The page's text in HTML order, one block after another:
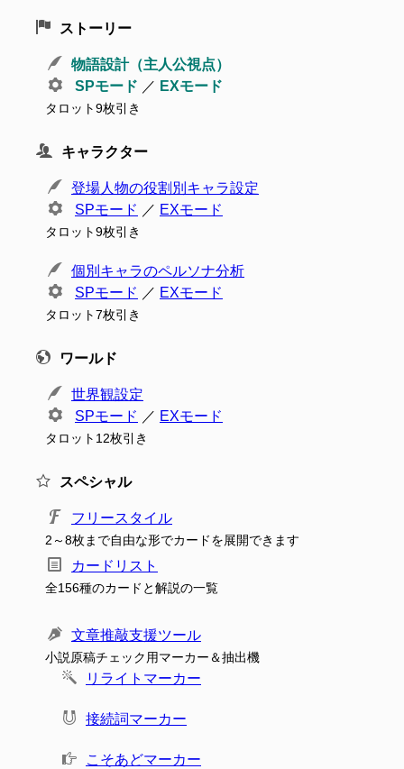
ストーリー
物語設計（主人公視点）
SPモード ／ EXモード
タロット9枚引き
キャラクター
登場人物の役割別キャラ設定
SPモード ／ EXモード
タロット9枚引き
個別キャラのペルソナ分析
SPモード ／ EXモード
タロット7枚引き
ワールド
世界観設定
SPモード ／ EXモード
タロット12枚引き
スペシャル
フリースタイル
2～8枚まで自由な形でカードを展開できます
カードリスト
全156種のカードと解説の一覧
文章推敲支援ツール
小説原稿チェック用マーカー＆抽出機
リライトマーカー
接続詞マーカー
こそあどマーカー